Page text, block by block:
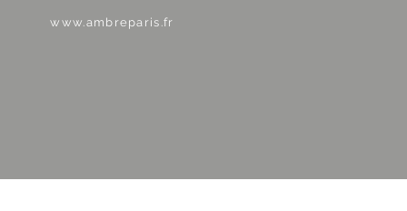
www.ambreparis.fr